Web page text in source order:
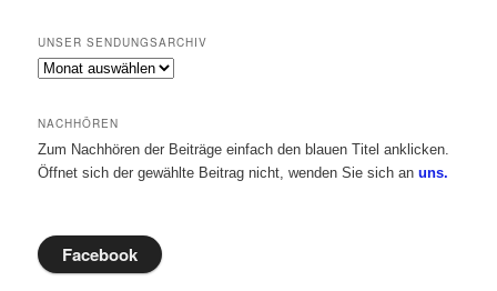
UNSER SENDUNGSARCHIV
Unser
NACHHÖREN
Zum Nachhören der Beiträge einfach den blauen Titel anklicken.
Öffnet sich der gewählte Beitrag nicht, wenden Sie sich anuns.
Facebook